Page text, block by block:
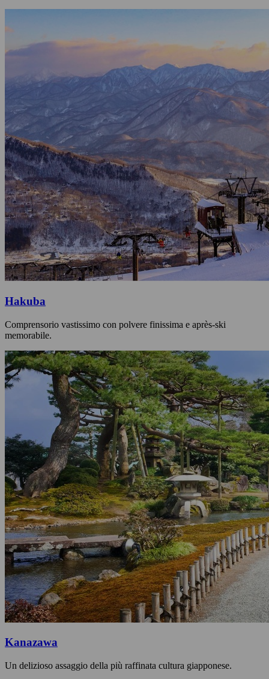
Hakuba
Comprensorio vastissimo con polvere finissima e après-ski
memorabile.
Kanazawa
Un delizioso assaggio della più raffinata cultura giapponese.